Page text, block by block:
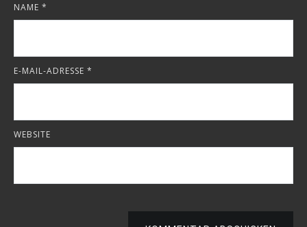
NAME *
E-MAIL-ADRESSE *
WEBSITE